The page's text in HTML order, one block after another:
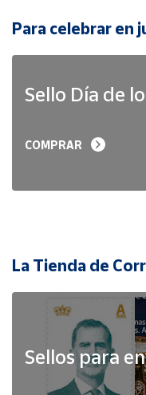
Para celebrar en
Sello Día de
COMPRAR
La Tienda de
Sellos para